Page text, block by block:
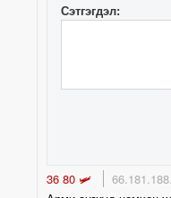
Сэтгэгдэл:
36 80 🛩